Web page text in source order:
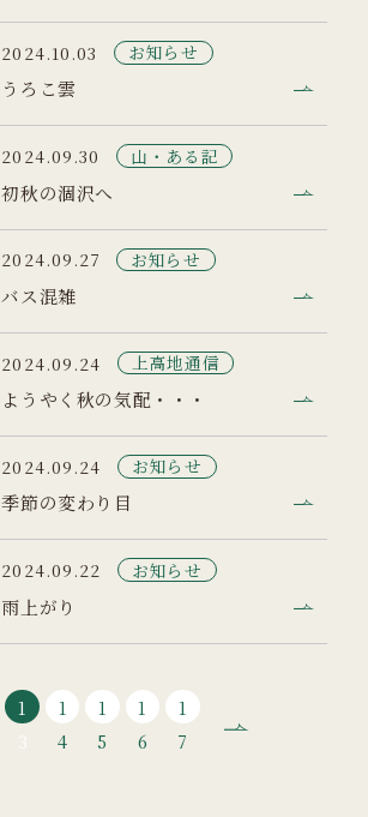
2024.10.03 お知らせ
うろこ雲
2024.09.30 山・ある記
初秋の涸沢へ
2024.09.27 お知らせ
バス混雑
2024.09.24 上高地通信
ようやく秋の気配・・・
2024.09.24 お知らせ
季節の変わり目
2024.09.22 お知らせ
雨上がり
1
3
1
4
1
5
1
6
1
7